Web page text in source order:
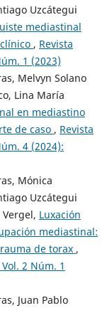
Uzcátegui
mediastinal
, Revista
1 (2023)
Melvyn Solano
Lina María
en mediastino
de caso , Revista
4 (2024):
Mónica
Uzcátegui
Luxación
mediastinal:
de torax ,
2 Núm. 1
Juan Pablo